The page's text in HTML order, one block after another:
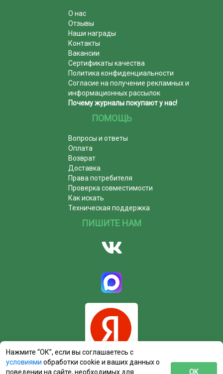
О нас
Отзывы
Наши награды
Контакты
Вакансии
Сертификаты качества
Политика конфиденциальности
Согласие на получение рекламных и
информационных рассылок
Почему журналы покупают у нас!
ПОМОЩЬ
Вопросы и ответы
Оплата
Возврат
Доставка
Права потребителя
Проверка совместимости
Как искать
Техническая поддержка
ПИШИТЕ НАМ
Нажмите “ОК”, если вы соглашаетесь с
условиями обработки cookie и ваших данных о
поведении на сайте, необходимых для
ОК